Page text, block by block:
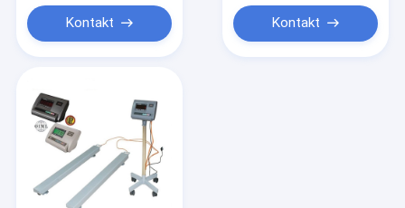
Tragbarer Axle Scales
Digital-Gewichts-Indikator
Wiegende Skala-Teile
Kontakt Kontakt